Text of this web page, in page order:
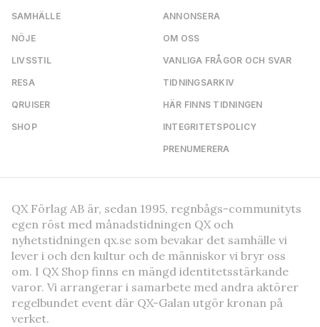
SAMHÄLLE
NÖJE
LIVSSTIL
RESA
QRUISER
SHOP
ANNONSERA
OM OSS
VANLIGA FRÅGOR OCH SVAR
TIDNINGSARKIV
HÄR FINNS TIDNINGEN
INTEGRITETSPOLICY
PRENUMERERA
QX Förlag AB är, sedan 1995, regnbågs-communityts
egen röst med månadstidningen QX och
nyhetstidningen qx.se som bevakar det samhälle vi
lever i och den kultur och de människor vi bryr oss
om. I QX Shop finns en mängd identitetsstärkande
varor. Vi arrangerar i samarbete med andra aktörer
regelbundet event där QX-Galan utgör kronan på
verket.